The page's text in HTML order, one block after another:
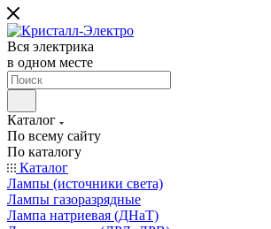
Вся электрика
в одном месте
Каталог
По всему сайту
По каталогу
Каталог
Лампы (источники света)
Лампы газоразрядные
Лампа натриевая (ДНаТ)